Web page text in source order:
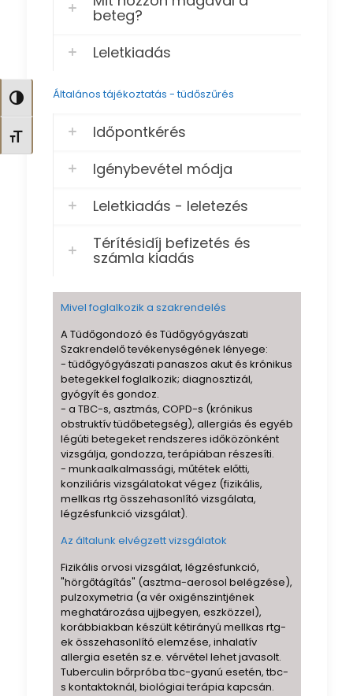
Nagy kontraszt váltása
Betűméret váltása
beteg?
Leletkiadás
Általános tájékoztatás - tüdőszűrés
Időpontkérés
Igénybevétel módja
Leletkiadás - leletezés
Térítésidíj befizetés és
számla kiadás
Mivel foglalkozik a szakrendelés
A Tüdőgondozó és Tüdőgyógyászati
Szakrendelő tevékenységének lényege:
- tüdőgyógyászati panaszos akut és krónikus
betegekkel foglalkozik; diagnosztizál,
gyógyít és gondoz.
- a TBC-s, asztmás, COPD-s (krónikus
obstruktív tüdőbetegség), allergiás és egyéb
légúti betegeket rendszeres időközönként
vizsgálja, gondozza, terápiában részesíti.
- munkaalkalmassági, műtétek előtti,
konziliáris vizsgálatokat végez (fizikális,
mellkas rtg összehasonlító vizsgálata,
légzésfunkció vizsgálat).
Az általunk elvégzett vizsgálatok
Fizikális orvosi vizsgálat, légzésfunkció,
"hörgőtágítás" (asztma-aerosol belégzése),
pulzoxymetria (a vér oxigénszintjének
meghatározása ujjbegyen, eszközzel),
korábbiakban készült kétirányú mellkas rtg-
ek összehasonlító elemzése, inhalatív
allergia esetén sz.e. vérvétel lehet javasolt.
Tuberculin bőrpróba tbc-gyanú esetén, tbc-
s kontaktoknál, biológiai terápia kapcsán.